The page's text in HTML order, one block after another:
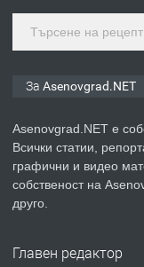
ПРЕДЛАГА
За Asenovgrad.NET
Asenovgrad.NET е
Всички статии,
графични и видео
собственост на
друго.
Главен редактор